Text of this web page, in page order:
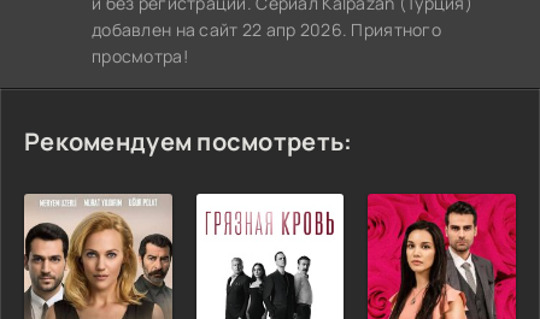
добавлен на сайт 22 апр 2026. Приятного
просмотра!
Рекомендуем посмотреть: